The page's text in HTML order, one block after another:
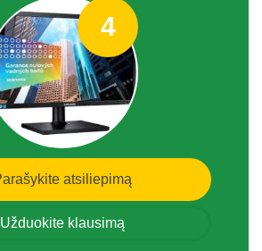
4
atsiliepimą
Užduokite klausimą